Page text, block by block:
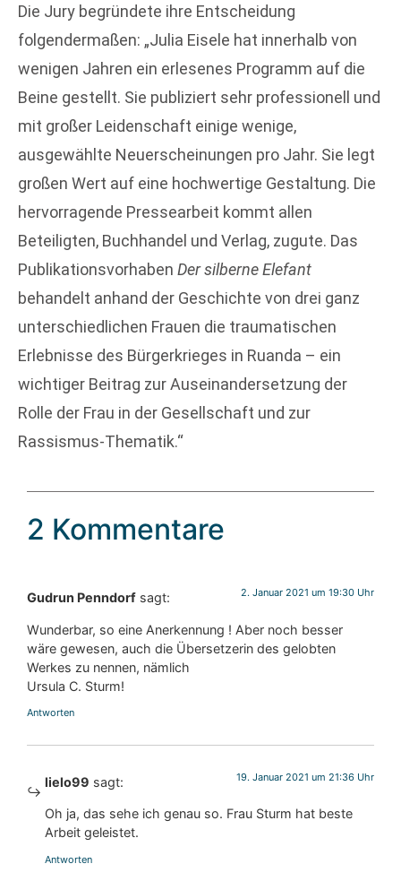
Die Jury begründete ihre Entscheidung
folgendermaßen: „Julia Eisele hat innerhalb von
wenigen Jahren ein erlesenes Programm auf die
Beine gestellt. Sie publiziert sehr professionell und
mit großer Leidenschaft einige wenige,
ausgewählte Neuerscheinungen pro Jahr. Sie legt
großen Wert auf eine hochwertige Gestaltung. Die
hervorragende Pressearbeit kommt allen
Beteiligten, Buchhandel und Verlag, zugute. Das
Publikationsvorhaben Der silberne Elefant
behandelt anhand der Geschichte von drei ganz
unterschiedlichen Frauen die traumatischen
Erlebnisse des Bürgerkrieges in Ruanda – ein
wichtiger Beitrag zur Auseinandersetzung der
Rolle der Frau in der Gesellschaft und zur
Rassismus-Thematik.“
2 Kommentare
Gudrun Penndorf sagt: 2. Januar 2021 um 19:30 Uhr
Wunderbar, so eine Anerkennung ! Aber noch besser
wäre gewesen, auch die Übersetzerin des gelobten
Werkes zu nennen, nämlich
Ursula C. Sturm!
Antworten
lielo99 sagt: 19. Januar 2021 um 21:36 Uhr
Oh ja, das sehe ich genau so. Frau Sturm hat beste
Arbeit geleistet.
Antworten